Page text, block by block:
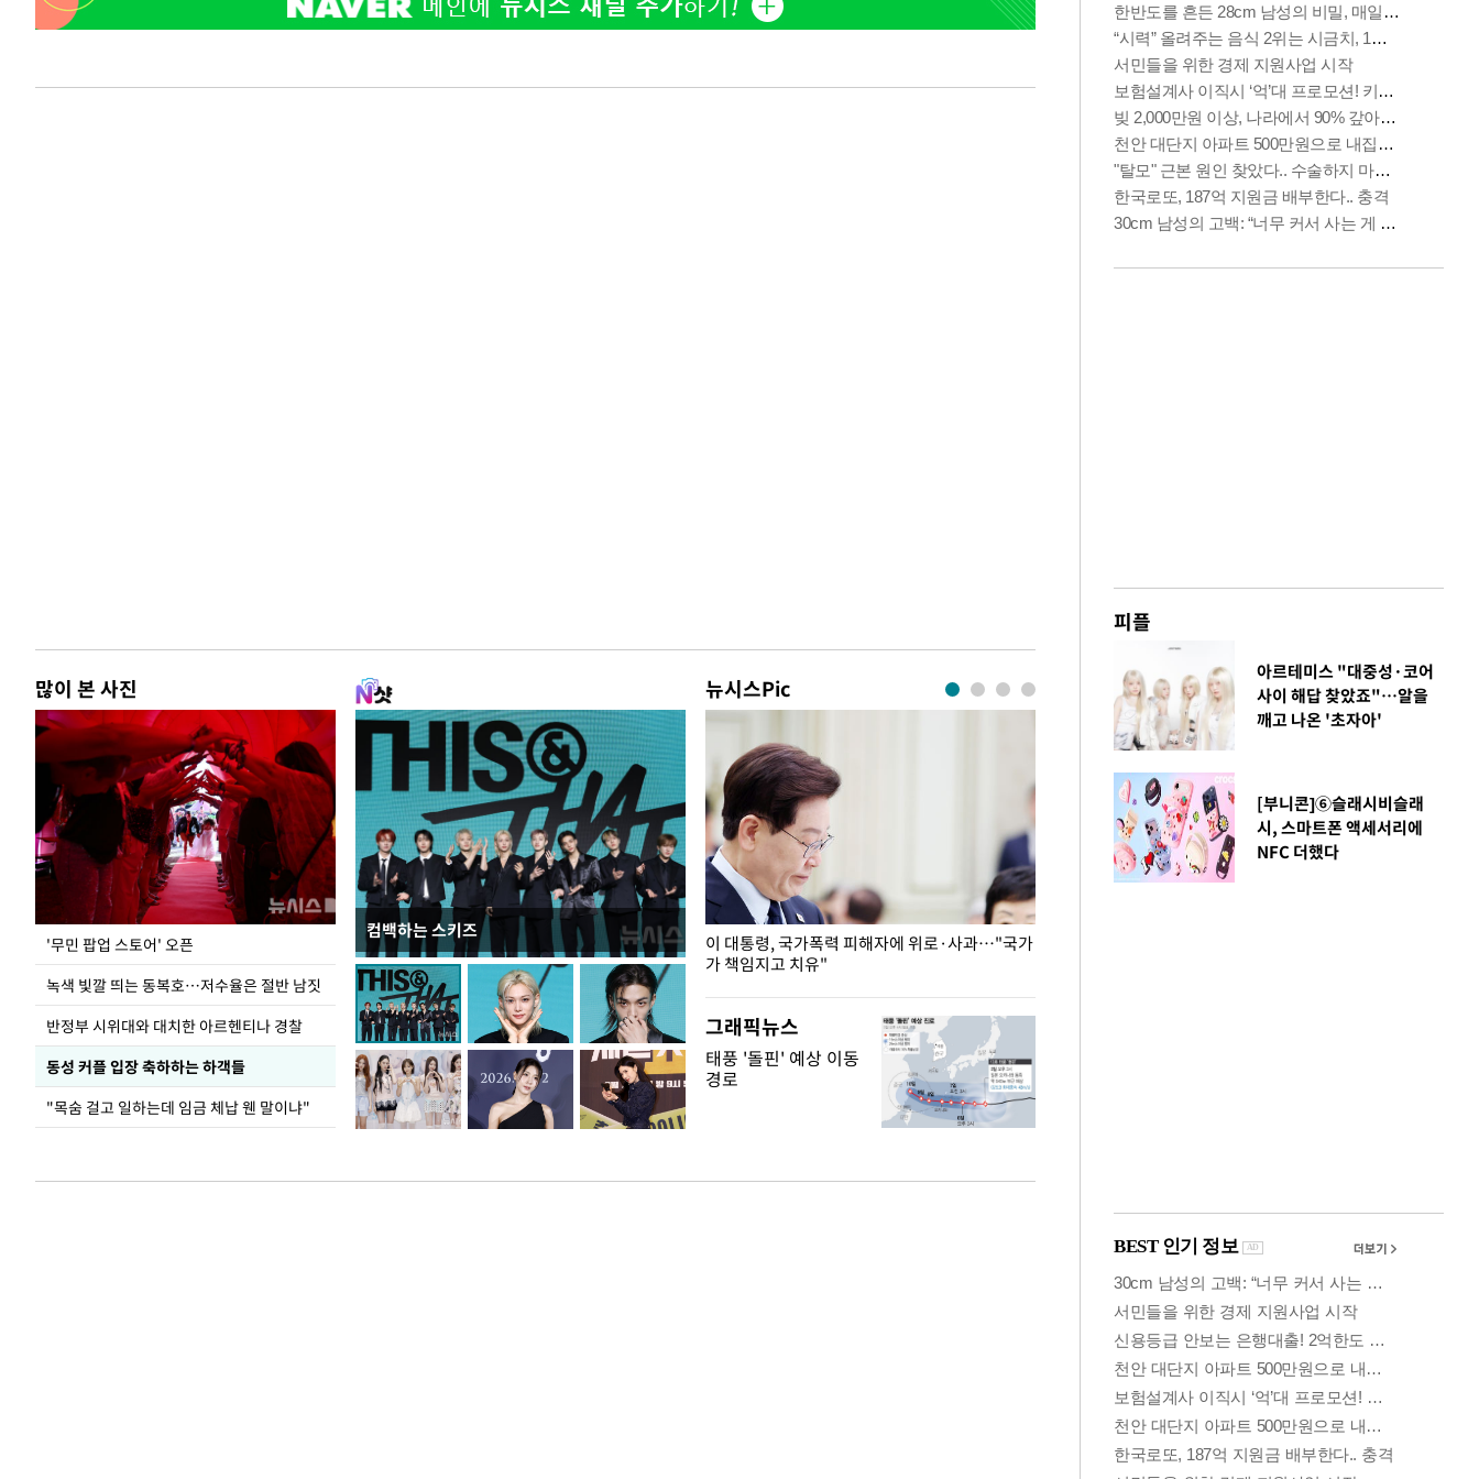
많이 본 사진
'무민 팝업 스토어' 오픈
녹색 빛깔 띄는 동복호…저수율은 절반 남짓
반정부 시위대와 대치한 아르헨티나 경찰
동성 커플 입장 축하하는 하객들
"목숨 걸고 일하는데 임금 체납 웬 말이냐"
컴백하는 스키즈
뉴시스Pic
지석천 뒤덮은 개구리밥
이 대통령, 국가폭력 피해자에 위로·사과…"국가
가 책임지고 치유"
그래픽뉴스
태풍 '돌핀' 예상 이동
경로
피플
아르테미스 "대중성·코어
사이 해답 찾았죠"…알을
깨고 나온 '초자아'
[부니콘]⑥슬래시비슬래
시, 스마트폰 액세서리에
NFC 더했다